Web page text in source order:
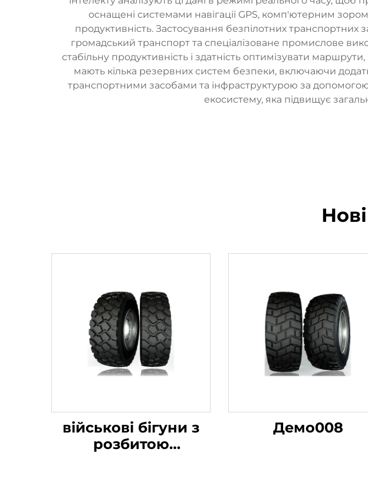
оснащені системами навігації GPS, комп'ютерним
продуктивність. Застосування безпілотних транспортних
громадський транспорт та спеціалізоване промислове
стабільну продуктивність і здатність оптимізувати
мають кілька резервних систем безпеки, включаючи
транспортними засобами та інфраструктурою за
екосистему, яка підвищує
військові бігуни з
розбитою
Демо008